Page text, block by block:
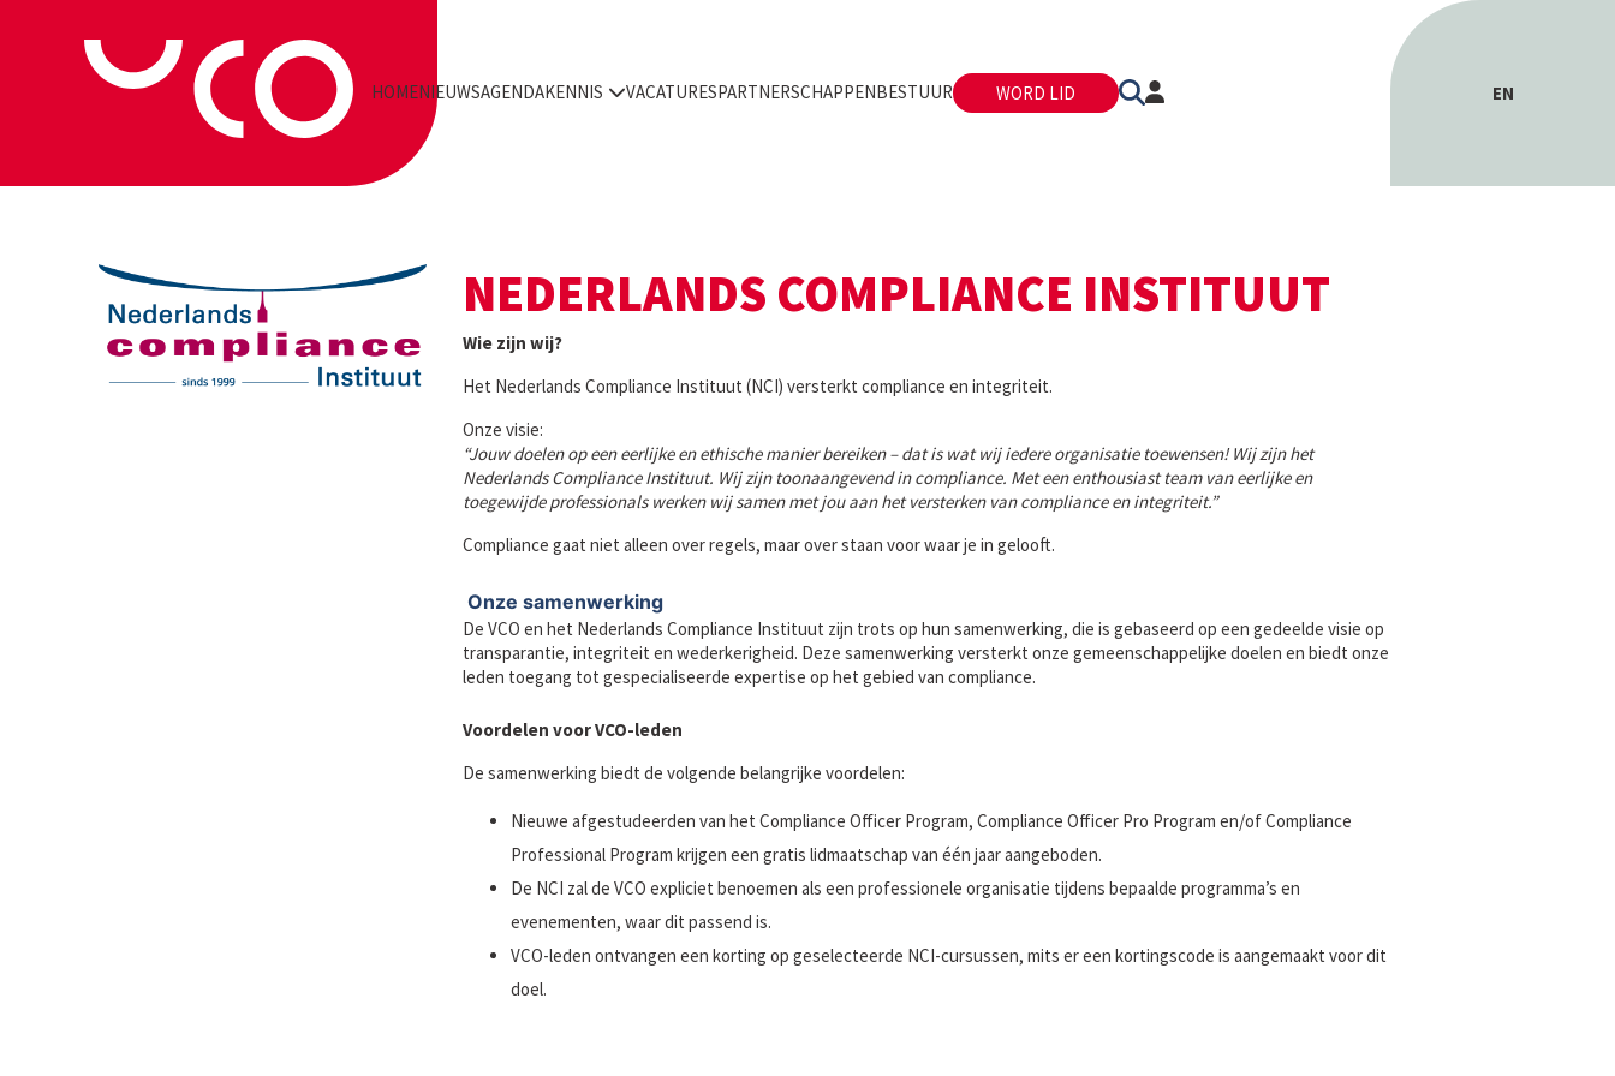
HOMENIEUWSAGENDAKENNIS VACATURESPARTNERSCHAPPENBESTUUR WORD LID EN
NEDERLANDS COMPLIANCE INSTITUUT
Wie zijn wij?
Het Nederlands Compliance Instituut (NCI) versterkt compliance en integriteit.
Onze visie:
“Jouw doelen op een eerlijke en ethische manier bereiken – dat is wat wij iedere organisatie toewensen! Wij zijn het
Nederlands Compliance Instituut. Wij zijn toonaangevend in compliance. Met een enthousiast team van eerlijke en
toegewijde professionals werken wij samen met jou aan het versterken van compliance en integriteit.”
Compliance gaat niet alleen over regels, maar over staan voor waar je in gelooft.
Onze samenwerking
De VCO en het Nederlands Compliance Instituut zijn trots op hun samenwerking, die is gebaseerd op een gedeelde visie op
transparantie, integriteit en wederkerigheid. Deze samenwerking versterkt onze gemeenschappelijke doelen en biedt onze
leden toegang tot gespecialiseerde expertise op het gebied van compliance.
Voordelen voor VCO-leden
De samenwerking biedt de volgende belangrijke voordelen:
Nieuwe afgestudeerden van het Compliance Officer Program, Compliance Officer Pro Program en/of Compliance
Professional Program krijgen een gratis lidmaatschap van één jaar aangeboden.
De NCI zal de VCO expliciet benoemen als een professionele organisatie tijdens bepaalde programma’s en
evenementen, waar dit passend is.
VCO-leden ontvangen een korting op geselecteerde NCI-cursussen, mits er een kortingscode is aangemaakt voor dit
doel.